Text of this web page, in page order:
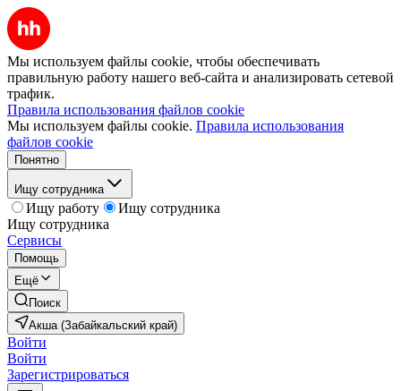
Мы используем файлы cookie, чтобы обеспечивать
правильную работу нашего веб-сайта и анализировать сетевой
трафик.
Правила использования файлов cookie
Мы используем файлы cookie. Правила использования
файлов cookie
Понятно
Ищу сотрудника
Ищу работу
Ищу сотрудника
Ищу сотрудника
Сервисы
Помощь
Ещё
Поиск
Акша (Забайкальский край)
Войти
Войти
Зарегистрироваться